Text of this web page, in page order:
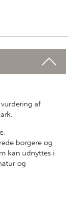
af
borgere og
kan udnyttes i
og